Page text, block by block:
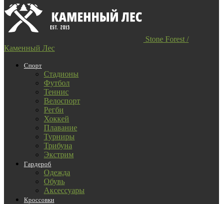
Stone Forest /
Каменный Лес
Спорт
Стадионы
Футбол
Теннис
Велоспорт
Регби
Хоккей
Плавание
Турниры
Трибуна
Экстрим
Гардероб
Одежда
Обувь
Аксессуары
Кроссовки